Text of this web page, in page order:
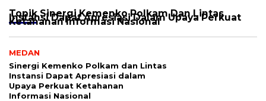
Topik Sinergi Kemenko Polkam Dan Lintas
Instansi Dapat Apresiasi Dalam Upaya Perkuat
Ketahanan Informasi Nasional
MEDAN
Sinergi Kemenko Polkam dan Lintas
Instansi Dapat Apresiasi dalam
Upaya Perkuat Ketahanan
Informasi Nasional